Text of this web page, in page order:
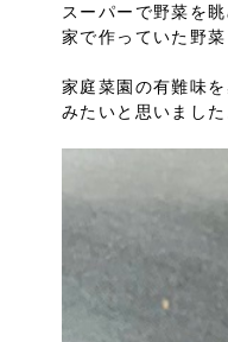
スーパーで野菜を
家で作っていた野
家庭菜園の有難味
みたいと思いまし